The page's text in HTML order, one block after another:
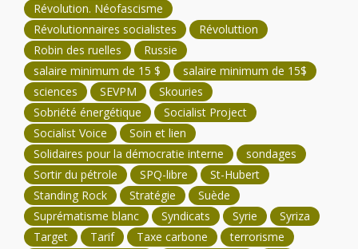
Révolution. Néofascisme
Révolutionnaires socialistes
Révoluttion
Robin des ruelles
Russie
salaire minimum de 15 $
salaire minimum de 15$
sciences
SEVPM
Skouries
Sobriété énergétique
Socialist Project
Socialist Voice
Soin et lien
Solidaires pour la démocratie interne
sondages
Sortir du pétrole
SPQ-libre
St-Hubert
Standing Rock
Stratégie
Suède
Suprématisme blanc
Syndicats Syrie
Syriza
Target
Tarif Taxe carbone
terrorisme